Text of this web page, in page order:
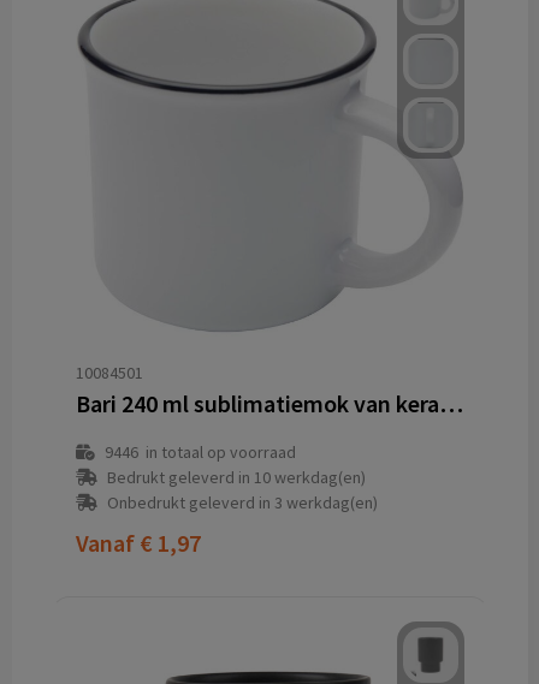
10084501
Bari 240 ml sublimatiemok van keramiek
9446in totaal op voorraad
Bedrukt geleverd in 10 werkdag(en)
Onbedrukt geleverd in 3 werkdag(en)
Vanaf € 1,97